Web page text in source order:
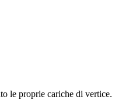
le proprie cariche di vertice.